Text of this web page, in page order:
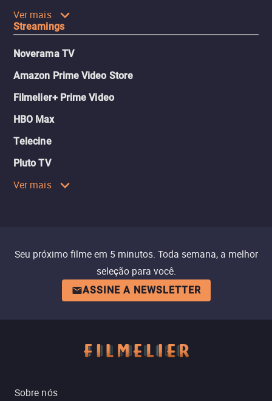
Ver mais
Streamings
Noverama TV
Amazon Prime Video Store
Filmelier+ Prime Video
HBO Max
Telecine
Pluto TV
Ver mais
Seu próximo filme em 5 minutos. Toda semana, a melhor
seleção para você.
ASSINE A NEWSLETTER
Sobre nós